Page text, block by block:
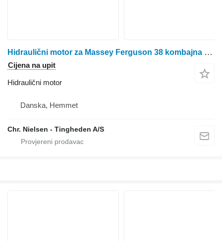
Hidraulični motor za Massey Ferguson 38 kombajna za žito
Cijena na upit
Hidraulični motor
Danska, Hemmet
Chr. Nielsen - Tingheden A/S